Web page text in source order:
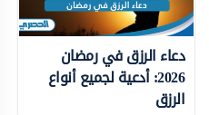
دعاء الرزق في رمضان
2026: أدعية لجميع أنواع
الرزق